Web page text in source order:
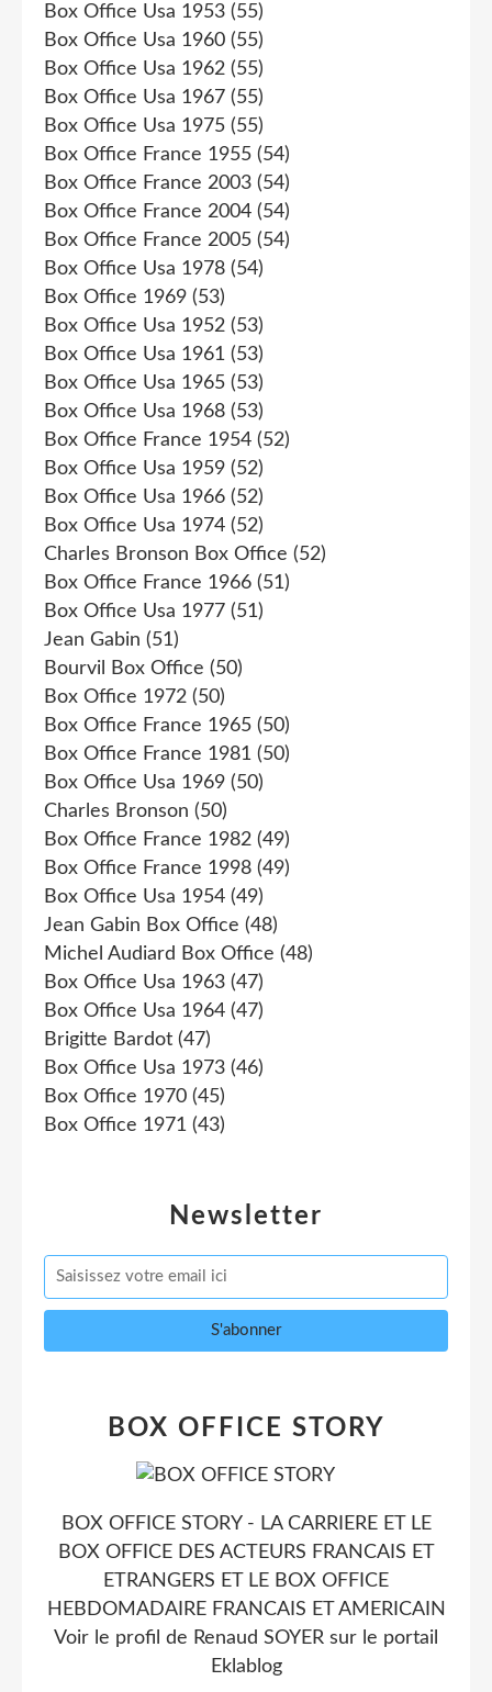
Newsletter
Box Office Usa 1953 (55)
Box Office Usa 1960 (55)
Box Office Usa 1962 (55)
Box Office Usa 1967 (55)
Box Office Usa 1975 (55)
Box Office France 1955 (54)
Box Office France 2003 (54)
Box Office France 2004 (54)
Box Office France 2005 (54)
Box Office Usa 1978 (54)
Box Office 1969 (53)
Box Office Usa 1952 (53)
Box Office Usa 1961 (53)
Box Office Usa 1965 (53)
Box Office Usa 1968 (53)
Box Office France 1954 (52)
Box Office Usa 1959 (52)
Box Office Usa 1966 (52)
Box Office Usa 1974 (52)
Charles Bronson Box Office (52)
Box Office France 1966 (51)
Box Office Usa 1977 (51)
Jean Gabin (51)
Bourvil Box Office (50)
Box Office 1972 (50)
Box Office France 1965 (50)
Box Office France 1981 (50)
Box Office Usa 1969 (50)
Charles Bronson (50)
Box Office France 1982 (49)
Box Office France 1998 (49)
Box Office Usa 1954 (49)
Jean Gabin Box Office (48)
Michel Audiard Box Office (48)
Box Office Usa 1963 (47)
Box Office Usa 1964 (47)
Brigitte Bardot (47)
Box Office Usa 1973 (46)
Box Office 1970 (45)
Box Office 1971 (43)
BOX OFFICE STORY
BOX OFFICE STORY - LA CARRIERE ET LE
BOX OFFICE DES ACTEURS FRANCAIS ET
ETRANGERS ET LE BOX OFFICE
HEBDOMADAIRE FRANCAIS ET AMERICAIN
Voir le profil de Renaud SOYER sur le portail
Eklablog